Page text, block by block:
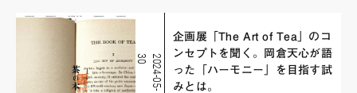
2
0
2
4
-
0
5
-
3
0
企画展「The Art of Tea」のコ
ンセプトを聞く。岡倉天心が語
った「ハーモニー」を目指す試
みとは。